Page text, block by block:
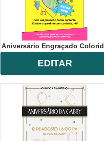
Aniversário Engraçado
EDITAR